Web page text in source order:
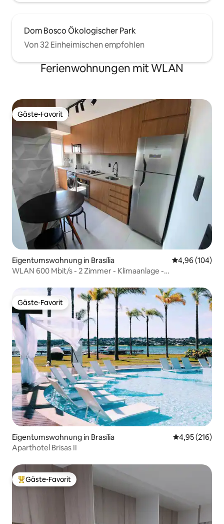
Dom Bosco Ökologischer Park
Von 32 Einheimischen empfohlen
Ferienwohnungen mit WLAN
Gäste-Favorit
Gäste-Favorit
Eigentumswohnung in Brasília
4,96 (104)
WLAN 600 Mbit/s - 2 Zimmer - Klimaanlage -
Gäste-Favorit
Gäste-Favorit
Eigentumswohnung in Brasília
4,95 (216)
Aparthotel Brisas II
Beliebter Gäste-Favorit.
Gäste-Favorit